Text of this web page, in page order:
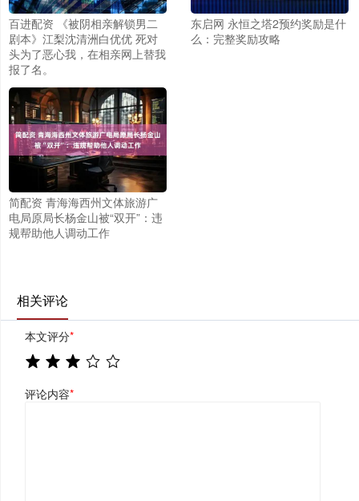
百进配资 《被阴相亲解锁男二
剧本》江梨沈清洲白优优 死对
头为了恶心我，在相亲网上替我
报了名。
东启网 永恒之塔2预约奖励是什
么：完整奖励攻略
简配资 青海海西州文体旅游广
电局原局长杨金山被“双开”：违
规帮助他人调动工作
相关评论
本文评分*
评论内容*